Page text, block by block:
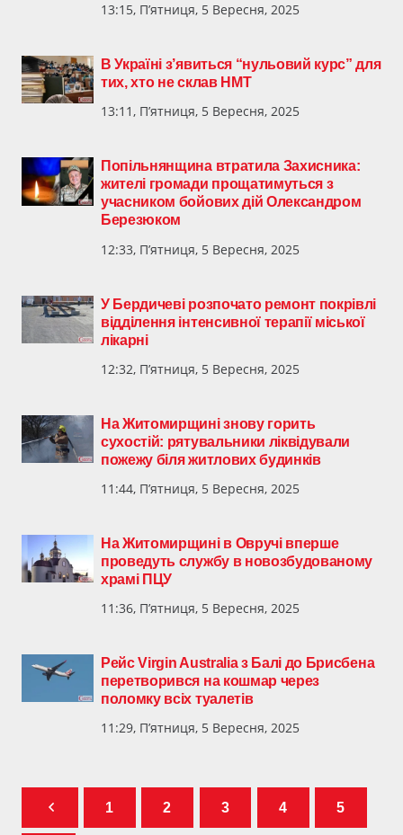
13:15, П’ятниця, 5 Вересня, 2025
В Україні з’явиться “нульовий курс” для
тих, хто не склав НМТ
13:11, П’ятниця, 5 Вересня, 2025
Попільнянщина втратила Захисника:
жителі громади прощатимуться з
учасником бойових дій Олександром
Березюком
12:33, П’ятниця, 5 Вересня, 2025
У Бердичеві розпочато ремонт покрівлі
відділення інтенсивної терапії міської
лікарні
12:32, П’ятниця, 5 Вересня, 2025
На Житомирщині знову горить
сухостій: рятувальники ліквідували
пожежу біля житлових будинків
11:44, П’ятниця, 5 Вересня, 2025
На Житомирщині в Овручі вперше
проведуть службу в новозбудованому
храмі ПЦУ
11:36, П’ятниця, 5 Вересня, 2025
Рейс Virgin Australia з Балі до Брисбена
перетворився на кошмар через
поломку всіх туалетів
11:29, П’ятниця, 5 Вересня, 2025
1 2 3 4 5